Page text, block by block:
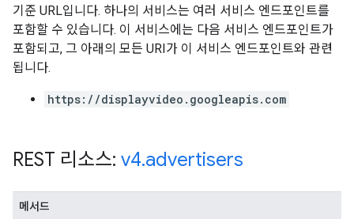
기준 URL입니다. 하나의 서비스는 여러 서비스 엔드포인트를
포함할 수 있습니다. 이 서비스에는 다음 서비스 엔드포인트가
포함되고, 그 아래의 모든 URI가 이 서비스 엔드포인트와 관련
됩니다.
https://displayvideo.googleapis.com
REST 리소스: v4.advertisers
메서드